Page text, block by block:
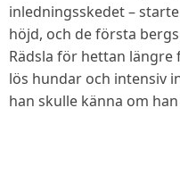
inledningsskedet –
höjd, och de första
Rädsla för hettan längre
lös hundar och intensiv
han skulle känna om